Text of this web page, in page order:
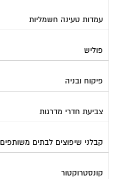
עמדות טעינה חשמליות
פוליש
פיקוח ובניה
צביעת חדרי מדרגות
קבלני שיפוצים לבתים משותפים
קונסטרוקטור